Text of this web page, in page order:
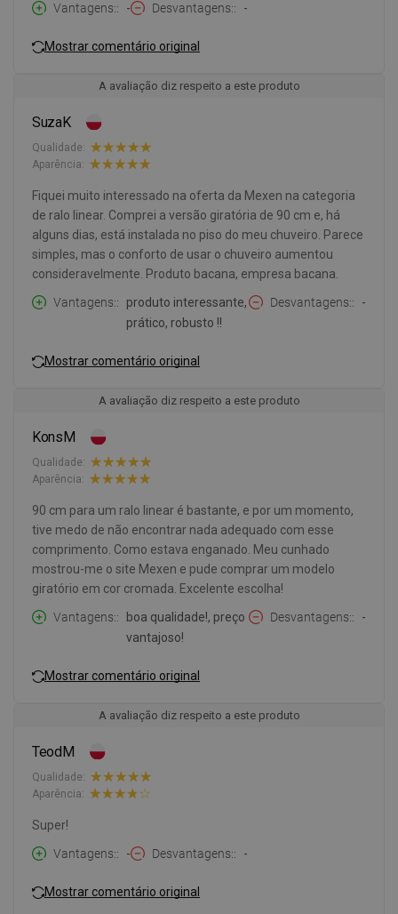
Vantagens:
- Desvantagens: -
Mostrar comentário original
A avaliação diz respeito a este produto
SuzaK
Qualidade:
Aparência:
Fiquei muito interessado na oferta da Mexen na categoria
de ralo linear. Comprei a versão giratória de 90 cm e, há
alguns dias, está instalada no piso do meu chuveiro. Parece
simples, mas o conforto de usar o chuveiro aumentou
consideravelmente. Produto bacana, empresa bacana.
Vantagens:
produto interessante,
prático, robusto !!
Desvantagens: -
Mostrar comentário original
A avaliação diz respeito a este produto
KonsM
Qualidade:
Aparência:
90 cm para um ralo linear é bastante, e por um momento,
tive medo de não encontrar nada adequado com esse
comprimento. Como estava enganado. Meu cunhado
mostrou-me o site Mexen e pude comprar um modelo
giratório em cor cromada. Excelente escolha!
Vantagens:
boa qualidade!, preço
vantajoso!
Desvantagens: -
Mostrar comentário original
A avaliação diz respeito a este produto
TeodM
Qualidade:
Aparência:
Super!
Vantagens:
- Desvantagens: -
Mostrar comentário original